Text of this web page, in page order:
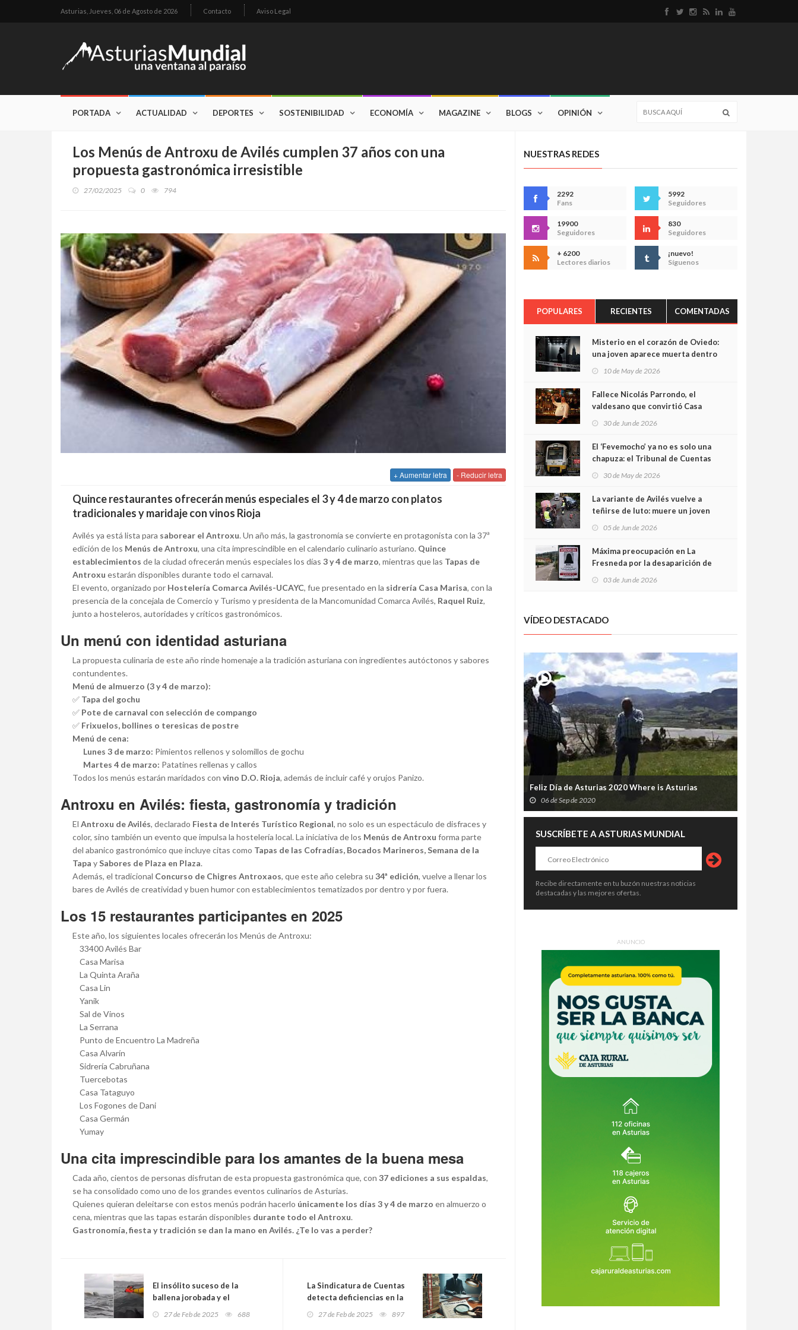
Asturias, Jueves, 06 de Agosto de 2026 Contacto Aviso Legal
PORTADA ACTUALIDAD DEPORTES SOSTENIBILIDAD ECONOMÍA MAGAZINE BLOGS OPINIÓN
Los Menús de Antroxu de Avilés cumplen 37 años con una
propuesta gastronómica irresistible
27/02/2025 0 794
+ Aumentar letra - Reducir letra
Quince restaurantes ofrecerán menús especiales el 3 y 4 de marzo con platos
tradicionales y maridaje con vinos Rioja
Avilés ya está lista para saborear el Antroxu. Un año más, la gastronomía se convierte en protagonista con la 37ª
edición de los Menús de Antroxu, una cita imprescindible en el calendario culinario asturiano. Quince
establecimientos de la ciudad ofrecerán menús especiales los días 3 y 4 de marzo, mientras que las Tapas de
Antroxu estarán disponibles durante todo el carnaval.
El evento, organizado por Hostelería Comarca Avilés-UCAYC, fue presentado en la sidrería Casa Marisa, con la
presencia de la concejala de Comercio y Turismo y presidenta de la Mancomunidad Comarca Avilés, Raquel Ruiz,
junto a hosteleros, autoridades y críticos gastronómicos.
Un menú con identidad asturiana
La propuesta culinaria de este año rinde homenaje a la tradición asturiana con ingredientes autóctonos y sabores
contundentes.
Menú de almuerzo (3 y 4 de marzo):
✅ Tapa del gochu
✅ Pote de carnaval con selección de compango
✅ Frixuelos, bollines o teresicas de postre
Menú de cena:
Lunes 3 de marzo: Pimientos rellenos y solomillos de gochu
Martes 4 de marzo: Patatines rellenas y callos
Todos los menús estarán maridados con vino D.O. Rioja, además de incluir café y orujos Panizo.
Antroxu en Avilés: fiesta, gastronomía y tradición
El Antroxu de Avilés, declarado Fiesta de Interés Turístico Regional, no solo es un espectáculo de disfraces y
color, sino también un evento que impulsa la hostelería local. La iniciativa de los Menús de Antroxu forma parte
del abanico gastronómico que incluye citas como Tapas de las Cofradías, Bocados Marineros, Semana de la
Tapa ySabores de Plaza en Plaza.
Además, el tradicional Concurso de Chigres Antroxaos, que este año celebra su 34ª edición, vuelve a llenar los
bares de Avilés de creatividad y buen humor con establecimientos tematizados por dentro y por fuera.
Los 15 restaurantes participantes en 2025
Este año, los siguientes locales ofrecerán los Menús de Antroxu:
33400 Avilés Bar
Casa Marisa
La Quinta Araña
Casa Lin
Yanik
Sal de Vinos
La Serrana
Punto de Encuentro La Madreña
Casa Alvarín
Sidrería Cabruñana
Tuercebotas
Casa Tataguyo
Los Fogones de Dani
Casa Germán
Yumay
Una cita imprescindible para los amantes de la buena mesa
Cada año, cientos de personas disfrutan de esta propuesta gastronómica que, con 37 ediciones a sus espaldas,
se ha consolidado como uno de los grandes eventos culinarios de Asturias.
Quienes quieran deleitarse con estos menús podrán hacerlo únicamente los días 3 y 4 de marzo en almuerzo o
cena, mientras que las tapas estarán disponibles durante todo el Antroxu.
Gastronomía, fiesta y tradición se dan la mano en Avilés. ¿Te lo vas a perder?
El insólito suceso de la
ballena jorobada y el
kayakista que dio la vuelta
27 de Feb de 2025 688
La Sindicatura de Cuentas
detecta deficiencias en la
contratación autonómica:
27 de Feb de 2025 897
NUESTRAS REDES
2292
Fans
5992
Seguidores
19900
Seguidores
830
Seguidores
+ 6200
Lectores diarios
¡nuevo!
Síguenos
POPULARES RECIENTES COMENTADAS
Misterio en el corazón de Oviedo:
una joven aparece muerta dentro
cámaras captan sus últimos
minutos
10 de May de 2026
Fallece Nicolás Parrondo, el
valdesano que convirtió Casa
30 de Jun de 2026
El ‘Fevemocho’ ya no es solo una
chapuza: el Tribunal de Cuentas
sobrecoste de los trenes que no
cabían por los túneles
30 de May de 2026
La variante de Avilés vuelve a
teñirse de luto: muere un joven
05 de Jun de 2026
Máxima preocupación en La
Fresneda por la desaparición de
03 de Jun de 2026
VÍDEO DESTACADO
Feliz Día de Asturias 2020 Where is Asturias
06 de Sep de 2020
SUSCRÍBETE A ASTURIAS MUNDIAL
Recibe directamente en tu buzón nuestras noticias
destacadas y las mejores ofertas.
ANUNCIO